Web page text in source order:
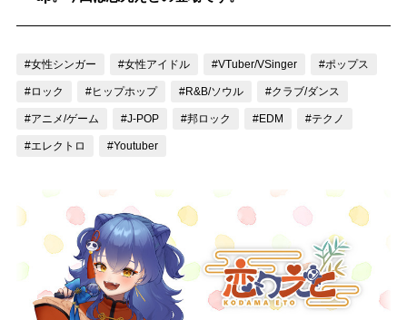
お問い合わせ
記事リクエスト
muevoクラウドファンディング
muevoコミュニティ
ぶいクラ！by muevo
#女性シンガー #女性アイドル #VTuber/VSinger #ポップス
#ロック #ヒップホップ #R&B/ソウル #クラブ/ダンス
#アニメ/ゲーム #J-POP #邦ロック #EDM #テクノ
#エレクトロ #Youtuber